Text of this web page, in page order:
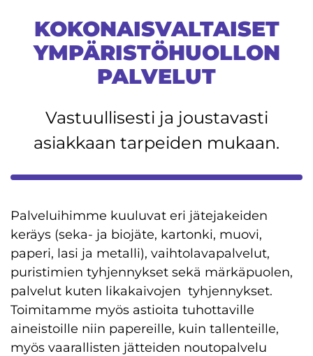
KOKONAISVALTAISET
YMPÄRISTÖHUOLLON
PALVELUT
Vastuullisesti ja joustavasti
asiakkaan tarpeiden mukaan.
Palveluihimme kuuluvat eri jätejakeiden
keräys (seka- ja biojäte, kartonki, muovi,
paperi, lasi ja metalli), vaihtolavapalvelut,
puristimien tyhjennykset sekä märkäpuolen,
palvelut kuten likakaivojen tyhjennykset.
Toimitamme myös astioita tuhottaville
aineistoille niin papereille, kuin tallenteille,
myös vaarallisten jätteiden noutopalvelu